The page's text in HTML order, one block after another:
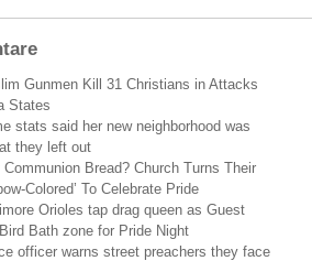
Gunmen Kill 31 Christians in Attacks
States
stats said her new neighborhood was
they left out
Communion Bread? Church Turns Their
Colored’ To Celebrate Pride
Orioles tap drag queen as Guest
Bath zone for Pride Night
officer warns street preachers they face